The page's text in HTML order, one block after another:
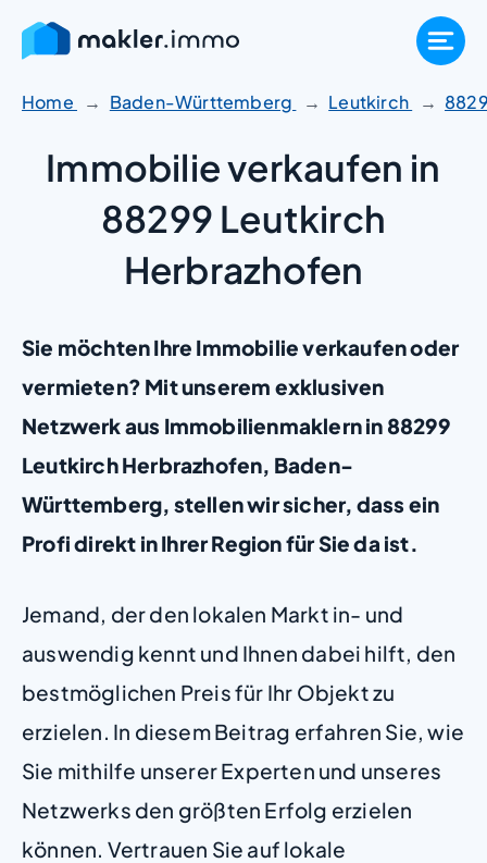
Zum
Inhalt
springen
Home Baden-Württemberg Leutkirch
Immobilie verkaufen in
88299 Leutkirch
Herbrazhofen
Sie möchten Ihre Immobilie verkaufen oder
vermieten? Mit unserem exklusiven
Netzwerk aus Immobilienmaklern in 88299
Leutkirch Herbrazhofen, Baden-
Württemberg, stellen wir sicher, dass ein
Profi direkt in Ihrer Region für Sie da ist.
Jemand, der den lokalen Markt in- und
auswendig kennt und Ihnen dabei hilft, den
bestmöglichen Preis für Ihr Objekt zu
erzielen. In diesem Beitrag erfahren Sie, wie
Sie mithilfe unserer Experten und unseres
Netzwerks den größten Erfolg erzielen
können. Vertrauen Sie auf lokale